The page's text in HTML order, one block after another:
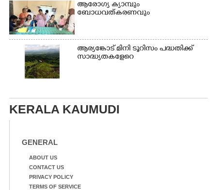
ആരോഗ്യ ക്യാമ്പും
ബോധവത്കരണവും
ആര്യങ്കോട് മിനി ടൂറിസം പദ്ധതിക്ക്
സാദ്ധ്യതകളേറെ
KERALA KAUMUDI
GENERAL
ABOUT US
CONTACT US
PRIVACY POLICY
TERMS OF SERVICE